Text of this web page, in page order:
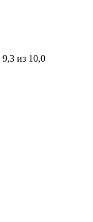
9,3 из 10,0